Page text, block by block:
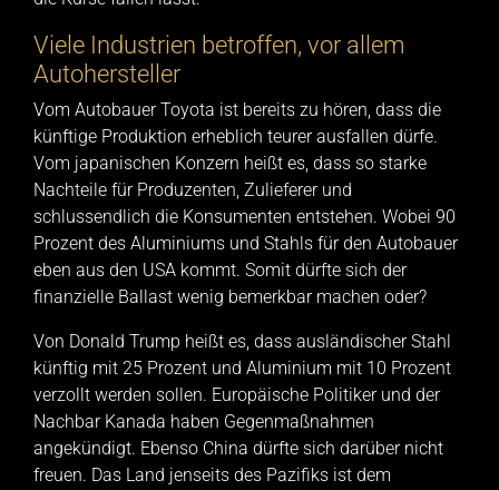
Viele Industrien betroffen, vor allem
Autohersteller
Vom Autobauer Toyota ist bereits zu hören, dass die
künftige Produktion erheblich teurer ausfallen dürfe.
Vom japanischen Konzern heißt es, dass so starke
Nachteile für Produzenten, Zulieferer und
schlussendlich die Konsumenten entstehen. Wobei 90
Prozent des Aluminiums und Stahls für den Autobauer
eben aus den USA kommt. Somit dürfte sich der
finanzielle Ballast wenig bemerkbar machen oder?
Von Donald Trump heißt es, dass ausländischer Stahl
künftig mit 25 Prozent und Aluminium mit 10 Prozent
verzollt werden sollen. Europäische Politiker und der
Nachbar Kanada haben Gegenmaßnahmen
angekündigt. Ebenso China dürfte sich darüber nicht
freuen. Das Land jenseits des Pazifiks ist dem